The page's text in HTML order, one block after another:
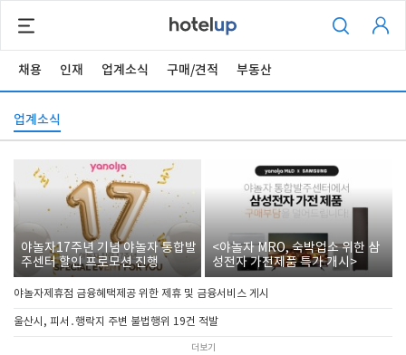
채용 인재 업계소식 구매/견적 부동산
업계소식
야놀자17주년 기념 야놀자 통합발
주센터 할인 프로모션 진행
<야놀자 MRO, 숙박업소 위한 삼
성전자 가전제품 특가 개시>
야놀자제휴점 금융혜택제공 위한 제휴 및 금융서비스 게시
울산시, 피서․행락지 주변 불법행위 19건 적발
더보기